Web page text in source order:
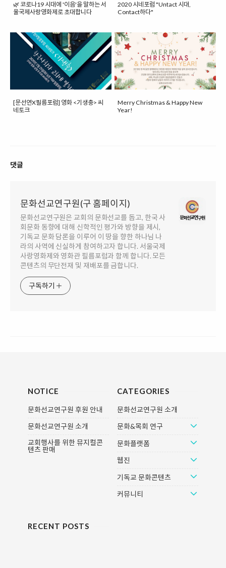
🌿 코로나19 시대에 '이음'을 말하는 서
울국제사랑영화제로 초대합니다
2020 시네포럼 "Untact 시대,
Contact하다"
[문선연X필름포럼] 영화 <기생충> 씨
네토크
Merry Christmas & Happy New
Year!
댓글
문화선교연구원(구 홈페이지)
문화선교연구원은 교회의 문화선교를 돕고, 한국 사
회문화 동향에 대해 신학적인 평가와 방향을 제시,
기독교 문화 담론을 이루어 이 땅을 향한 하나님 나
라의 사역에 신실하게 참여하고자 합니다. 서울국제
사랑영화제와 영화관 필름포럼과 함께 합니다. 모든
콘텐츠의 무단전재 및 재배포를 금합니다.
구독하기
NOTICE
문화선교연구원 후원 안내
문화선교연구원 소개
교회행사를 위한 뮤지컬콘
텐츠 판매
CATEGORIES
문화선교연구원 소개
문화&목회 연구
문화플랫폼
웹진
기독교 문화콘텐츠
커뮤니티
RECENT POSTS